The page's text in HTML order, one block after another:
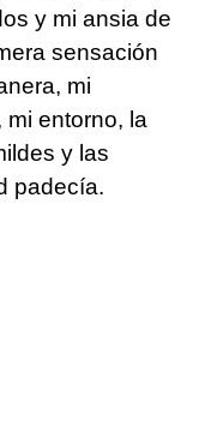
y mi ansia de
sensación
mi
entorno, la
y las
padecía.